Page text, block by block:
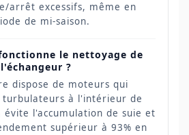
arrêt excessifs, même en
de mi-saison.
le nettoyage de
l'échangeur ?
dispose de moteurs qui
turbulateurs à l'intérieur de
évite l'accumulation de suie et
supérieur à 93% en